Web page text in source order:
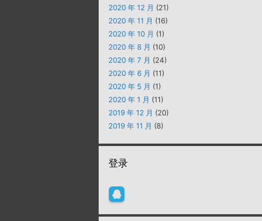
2020 年 12 月 (21)
2020 年 11 月 (16)
2020 年 10 月 (1)
2020 年 8 月 (10)
2020 年 7 月 (24)
2020 年 6 月 (11)
2020 年 5 月 (1)
2020 年 1 月 (11)
2019 年 12 月 (20)
2019 年 11 月 (8)
登录